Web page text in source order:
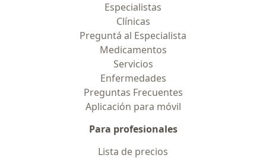
Especialistas
Clínicas
Preguntá al Especialista
Medicamentos
Servicios
Enfermedades
Preguntas Frecuentes
Aplicación para móvil
Para profesionales
Lista de precios